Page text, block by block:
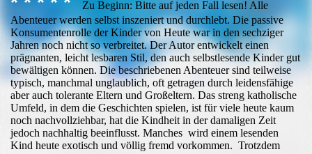
Zu Beginn: Bitte auf jeden Fall lesen! Alle
Abenteuer werden selbst inszeniert und durchlebt. Die passive
Konsumentenrolle der Kinder von Heute war in den sechziger
Jahren noch nicht so verbreitet. Der Autor entwickelt einen
prägnanten, leicht lesbaren Stil, den auch selbstlesende Kinder gut
bewältigen können. Die beschriebenen Abenteuer sind teilweise
typisch, manchmal unglaublich, oft getragen durch leidensfähige
aber auch tolerante Eltern und Großeltern. Das streng katholische
Umfeld, in dem die Geschichten spielen, ist für viele heute kaum
noch nachvollziehbar, hat die Kindheit in der damaligen Zeit
jedoch nachhaltig beeinflusst. Manches wird einem lesenden
Kind heute exotisch und völlig fremd vorkommen. Trotzdem